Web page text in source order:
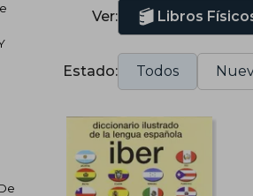
Ver: Libros
Estado: Todos